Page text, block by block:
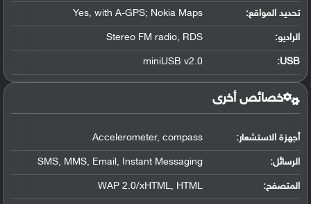
تحديد المواقع:
Yes, with A-GPS; Nokia Maps
الراديو: Stereo FM radio, RDS
USB
:
miniUSB v2.0
خصائص أخرى
أجهزة الاستشعار: Accelerometer, compass
الرسائل: SMS, MMS, Email, Instant Messaging
المتصفح: WAP 2.0/xHTML, HTML